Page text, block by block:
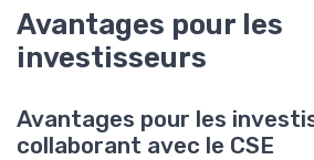
Avantages pour les
investisseurs
Avantages pour les
collaborant avec le CSE